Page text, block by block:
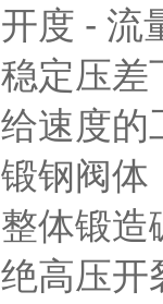
开度 - 流
稳定压差
给速度的
锻钢阀体
整体锻造
绝高压开